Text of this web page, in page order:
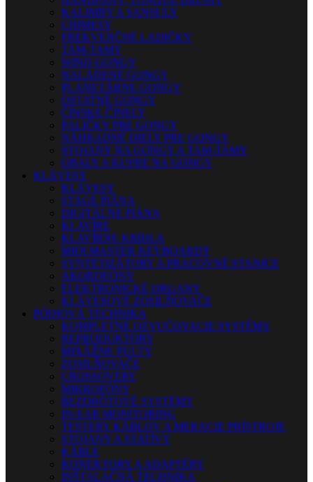
KALIMBY A SANSULY
CHIMESY
FREKVENČNÉ LADIČKY
TAM-TAMY
WIND GONGY
NALADENÉ GONGY
PLANETÁRNE GONGY
OSTATNÉ GONGY
ČÍNSKE ČINELY
PALIČKY PRE GONGY
NÁHRADNÉ DIELY PRE GONGY
STOJANY NA GONGY A TAM-TAMY
OBALY A KUFRE NA GONGY
KLÁVESY
KLÁVESY
STAGE PIÁNA
DIGITÁLNE PIÁNA
KLAVÍRE
KLAVÍRNE KRÍDLA
MIDI MASTER KEYBOARDY
SYNTETIZÁTORY A PRACOVNÉ STANICE
AKORDEÓNY
ELEKTRONICKÉ ORGANY
KLÁVESOVÉ ZOSILŇOVAČE
PÓDIOVÁ TECHNIKA
KOMPLETNÉ OZVUČOVACIE SYSTÉMY
REPRODUKTORY
MIXÁŽNE PULTY
ZOSILŇOVAČE
CROSSOVERY
MIKROFÓNY
BEZDRÔTOVÉ SYSTÉMY
IN-EAR MONITORING
TESTERY KÁBLOV A MERACIE PRÍSTROJE
STOJANY A STATÍVY
KÁBLE
KONEKTORY A ADAPTÉRY
INŠTALAČNÁ TECHNIKA